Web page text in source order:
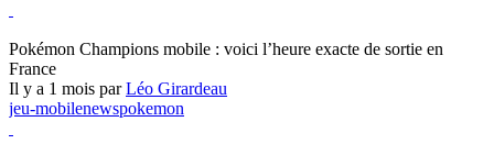
Pokémon Champions mobile : voici l’heure exacte de sortie en
France
Il y a 1 mois parLéo Girardeau
jeu-mobilenewspokemon